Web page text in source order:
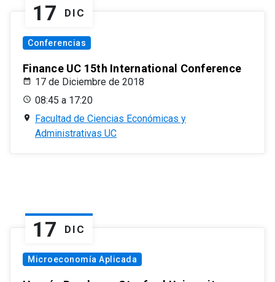
17 DIC
Conferencias
Finance UC 15th International Conference
17 de Diciembre de 2018
08:45 a 17:20
Facultad de Ciencias Económicas y
Administrativas UC
17 DIC
Microeconomía Aplicada